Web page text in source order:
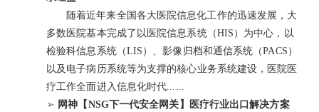
随着近年来全国各大医院信息化工作的迅速发展，大
多数医院基本完成了以医院信息系统（HIS）为中心，以
检验科信息系统（LIS）、影像归档和通信系统（PACS）
以及电子病历系统等为支撑的核心业务系统建设，医院医
疗工作全面进入信息化时代......
➢ 网神【NSG下一代安全网关】医疗行业出口解决方案